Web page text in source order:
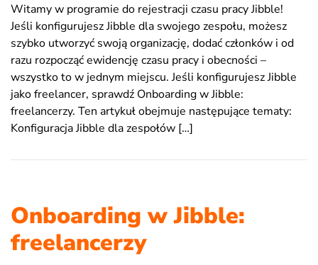
Witamy w programie do rejestracji czasu pracy Jibble!
Jeśli konfigurujesz Jibble dla swojego zespołu, możesz
szybko utworzyć swoją organizację, dodać członków i od
razu rozpocząć ewidencję czasu pracy i obecności –
wszystko to w jednym miejscu. Jeśli konfigurujesz Jibble
jako freelancer, sprawdź Onboarding w Jibble:
freelancerzy. Ten artykuł obejmuje następujące tematy:
Konfiguracja Jibble dla zespołów […]
Onboarding w Jibble:
freelancerzy